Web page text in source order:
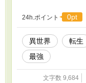
24h.ポイント 0pt
異世界 転生
最強
文字数 9,684